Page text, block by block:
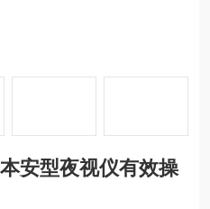
安型夜视仪有效操